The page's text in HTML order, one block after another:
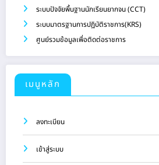
ระบบปัจจัยพื้นฐานนักเรียนยากจน (CCT)
ระบบมาตรฐานการปฏิบัติราชการ(KRS)
ศูนย์รวมข้อมูลเพื่อติดต่อราชการ
เมนูหลัก
ลงทะเบียน
เข้าสู่ระบบ